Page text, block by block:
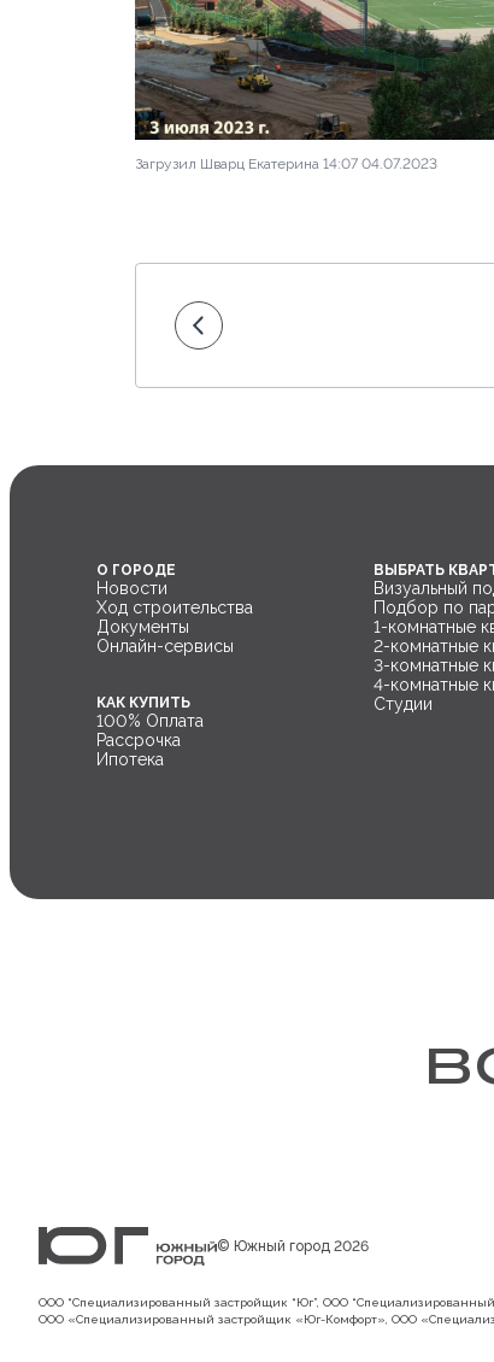
Загрузил Шварц Екатерина 14:07 04.07.2023
Июнь 2023
О ГОРОДЕ
Новости
Ход строительства
Документы
Онлайн-сервисы
КАК КУПИТЬ
100% Оплата
Рассрочка
Ипотека
ВЫБРАТЬ
Визуальный
Подбор по
1-комнатные
2-комнатные
3-комнатные
4-комнатные
Студии
© Южный город 2026
ООО “Специализированный застройщик “Юг”, ООО
ООО «Специализированный застройщик «Юг-Комфорт», ООО